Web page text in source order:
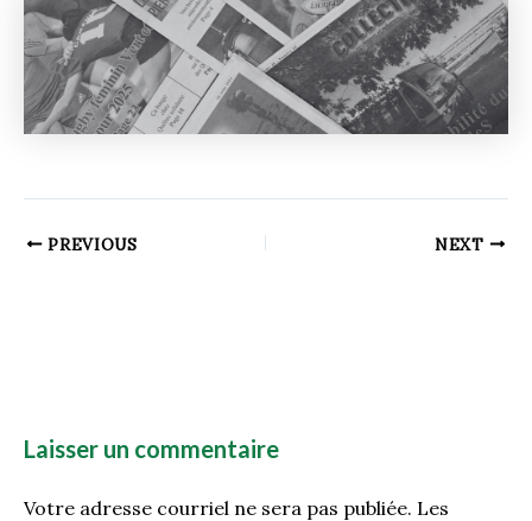
PREVIOUS NEXT
Laisser un commentaire
Votre adresse courriel ne sera pas publiée. Les